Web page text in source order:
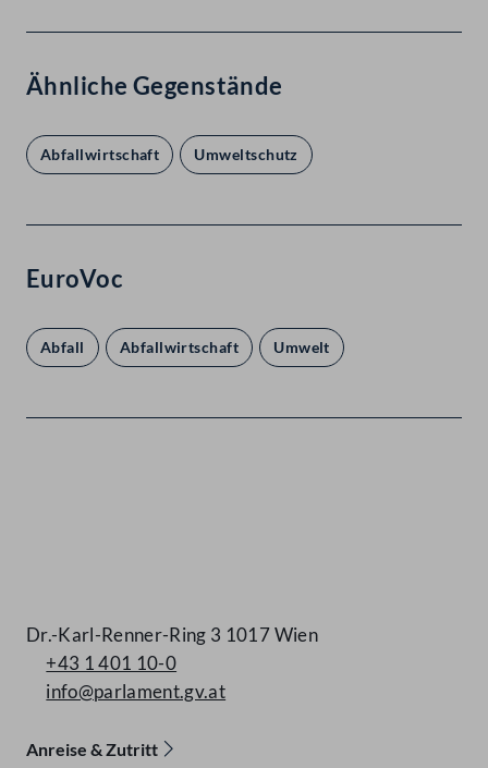
Ähnliche Gegenstände
Abfallwirtschaft Umweltschutz
EuroVoc
Abfall Abfallwirtschaft Umwelt
Dr.-Karl-Renner-Ring 3 1017 Wien
+43 1 401 10-0
info@parlament.gv.at
Anreise & Zutritt